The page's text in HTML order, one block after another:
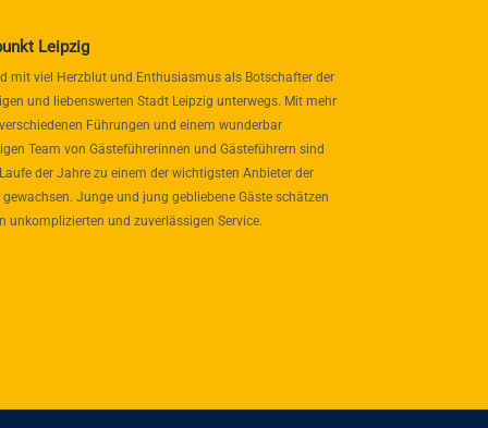
Leipzig
mit viel Herzblut und Enthusiasmus als Botschafter der
und liebenswerten Stadt Leipzig unterwegs. Mit mehr
Führungen und einem wunderbar
Team von Gästeführerinnen und Gästeführern sind
der Jahre zu einem der wichtigsten Anbieter der
gewachsen. Junge und jung gebliebene Gäste schätzen
unkomplizierten und zuverlässigen Service.